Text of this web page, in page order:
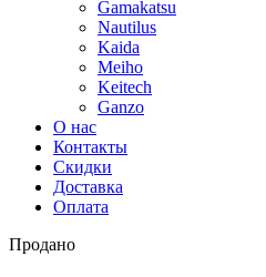
Gamakatsu
Nautilus
Kaida
Meiho
Keitech
Ganzo
О нас
Контакты
Скидки
Доставка
Оплата
Продано